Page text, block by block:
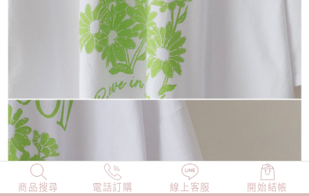
商品搜尋 電話訂購 線上客服 開始結帳
NEW 店長精選 TOP100 小編穿搭